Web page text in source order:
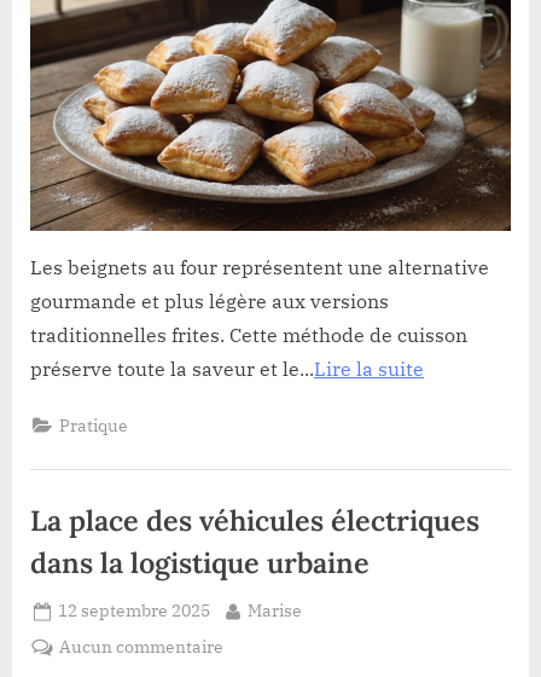
four
:
savourez
des
douceurs
moelleuses
et
légères
Les beignets au four représentent une alternative
gourmande et plus légère aux versions
traditionnelles frites. Cette méthode de cuisson
préserve toute la saveur et le...Lire la suite
Pratique
La place des véhicules électriques
dans la logistique urbaine
Posted
on
12 septembre 2025 By
Marise
Aucun commentaire